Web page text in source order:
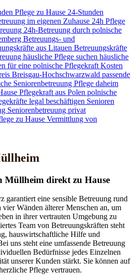
Pflege zu Hause 24-Stunden
im eigenen Zuhause 24h Pflege
24h-Betreuung durch polnische
Betreuungs- und
aus Litauen Betreuungskräfte
häusliche Pflege suchen häusliche
für eine polnische Pflegekraft Kosten
Breisgau-Hochschwarzwald passende
Seniorenbetreuung Pflege daheim
Pflegekraft aus Polen polnische
legal beschäftigen Senioren
Seniorenbetreuung privat
zu Hause Vermittlung von
Müllheim direkt zu Hause
garantiert eine sensible Betreuung rund
Wänden älterer Menschen an, um
in ihrer vertrauten Umgebung zu
Team von Betreuungskräften steht
hauswirtschaftliche Hilfe und
uns steht eine umfassende Betreuung
Bedürfnisse jedes Einzelnen
unserer Kunden stärkt. Sie können auf
Pflege vertrauen.